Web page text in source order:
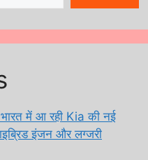
में आ रही Kia की नई
इंजन और लग्जरी